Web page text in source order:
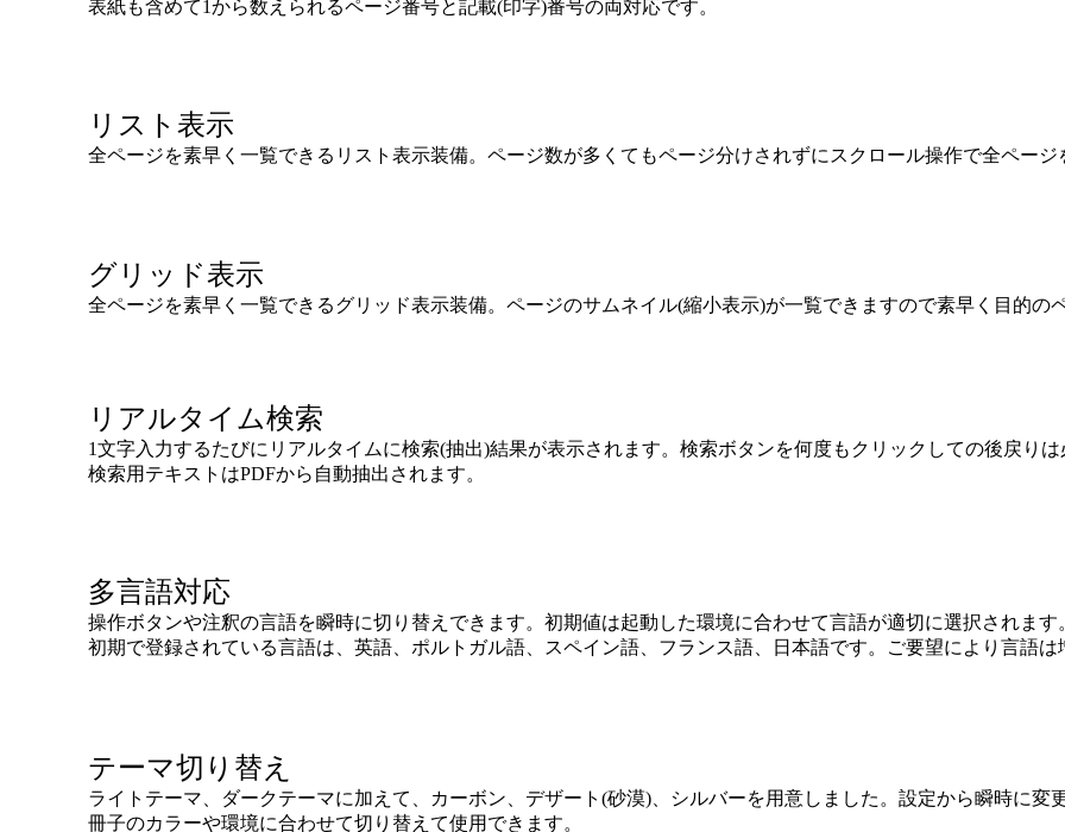
表紙も含めて1から数えられるページ番号と記載(印字)番号の両対応です。
リスト表示
全ページを素早く一覧できるリスト表示装備。ページ数が多くてもページ分けされずにスクロール操作で全ペー
グリッド表示
全ページを素早く一覧できるグリッド表示装備。ページのサムネイル(縮小表示)が一覧できますので素早く目的の
リアルタイム検索
1文字入力するたびにリアルタイムに検索(抽出)結果が表示されます。検索ボタンを何度もクリックしての後戻り
検索用テキストはPDFから自動抽出されます。
多言語対応
操作ボタンや注釈の言語を瞬時に切り替えできます。初期値は起動した環境に合わせて言語が適切に選択されます
初期で登録されている言語は、英語、ポルトガル語、スペイン語、フランス語、日本語です。ご要望により言語
テーマ切り替え
ライトテーマ、ダークテーマに加えて、カーボン、デザート(砂漠)、シルバーを用意しました。設定から瞬時に変
冊子のカラーや環境に合わせて切り替えて使用できます。